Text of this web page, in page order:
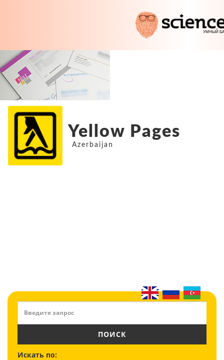
Yellow Pages
Azerbaijan
ПОИСК
Искать по: